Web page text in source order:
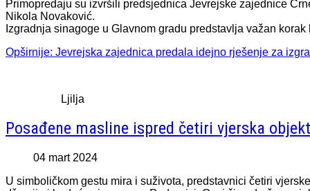
Primopredaju su izvršili predsjednica Jevrejske zajednice
Nikola Novaković.
Izgradnja sinagoge u Glavnom gradu predstavlja važan
Opširnije: Jevrejska zajednica predala idejno rješenje za
Ljilja
Posađene masline ispred četiri vjerska
04 mart 2024
U simboličkom gestu mira i suživota, predstavnici četiri